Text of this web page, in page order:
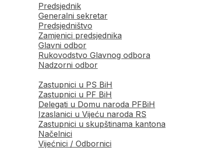
Predsjednik
Generalni sekretar
Predsjedništvo
Zamjenici predsjednika
Glavni odbor
Rukovodstvo Glavnog odbora
Nadzorni odbor
Zastupnici u PS BiH
Zastupnici u PF BiH
Delegati u Domu naroda PFBiH
Izaslanici u Vijeću naroda RS
Zastupnici u skupštinama kantona
Načelnici
Vijećnici / Odbornici